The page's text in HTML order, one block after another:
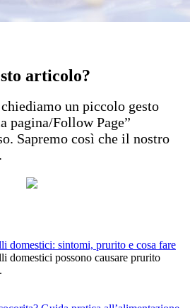
articolo?
un piccolo gesto
pagina/Follow Page”
Sapremo così che il nostro
domestici: sintomi, prurito e cosa fare
domestici possono causare prurito